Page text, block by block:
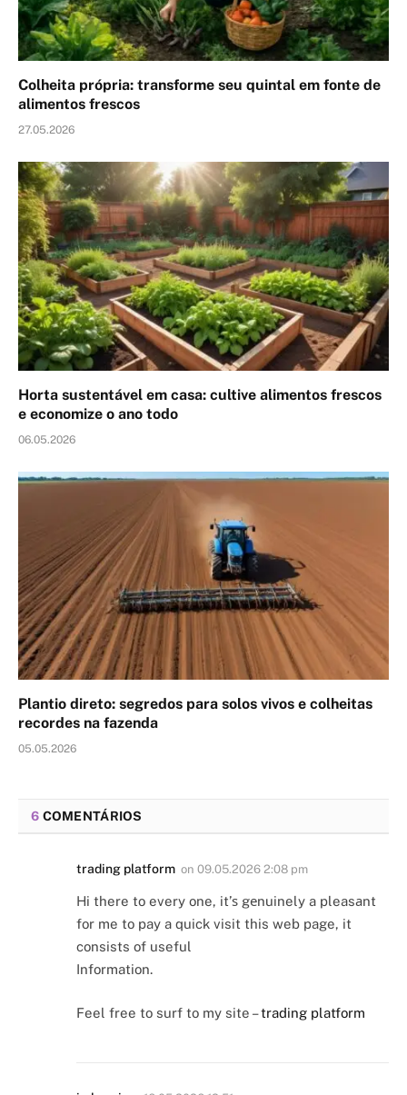
Colheita própria: transforme seu quintal em fonte de
alimentos frescos
27.05.2026
Horta sustentável em casa: cultive alimentos frescos
e economize o ano todo
06.05.2026
Plantio direto: segredos para solos vivos e colheitas
recordes na fazenda
05.05.2026
6 COMENTÁRIOS
trading platform on 09.05.2026 2:08 pm
Hi there to every one, it’ѕ gеnuinely a pleasаnt
for me to pay a quick visit this web page, it
consists of useful
Information.
Feel free to surf to my site –trading platform